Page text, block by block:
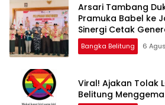
Arsari Tambang
Pramuka Babel ke
Sinergi Cetak
Bangka Belitung 6
Viral! Ajakan Tolak
Belitung